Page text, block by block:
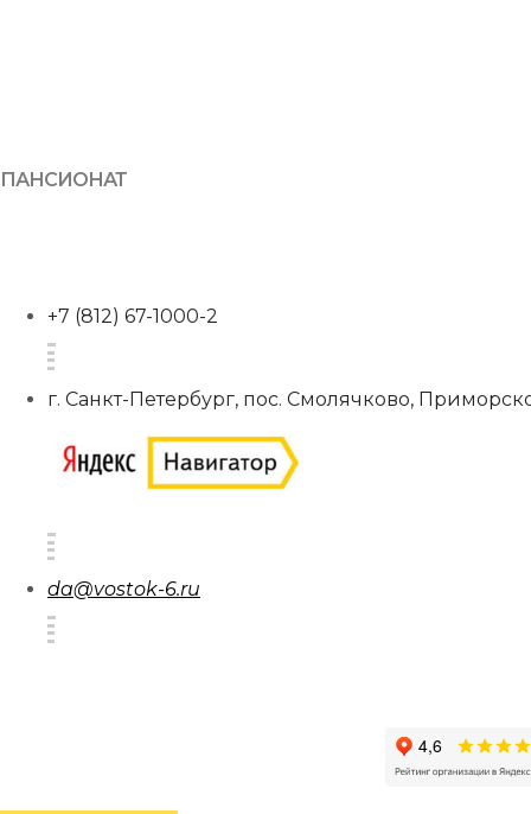
ПАНСИОНАТ
+7 (812) 67-1000-2
г. Санкт-Петербург, пос. Смолячково,
da@vostok-6.ru